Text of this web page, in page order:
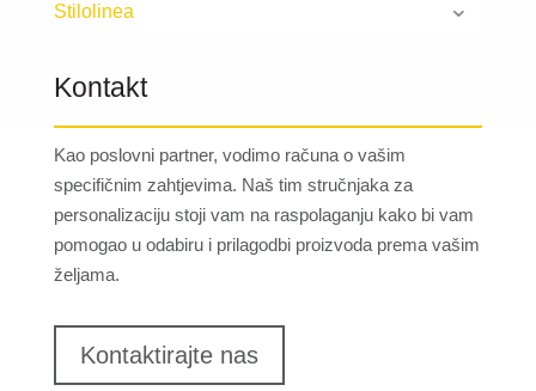
Stilolinea
Kontakt
Kao poslovni partner, vodimo računa o vašim
specifičnim zahtjevima. Naš tim stručnjaka za
personalizaciju stoji vam na raspolaganju kako bi vam
pomogao u odabiru i prilagodbi proizvoda prema vašim
željama.
Kontaktirajte nas